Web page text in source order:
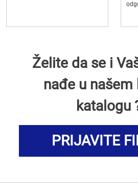
Želite da se i
nađe u našem
katalogu
PRIJAVITE